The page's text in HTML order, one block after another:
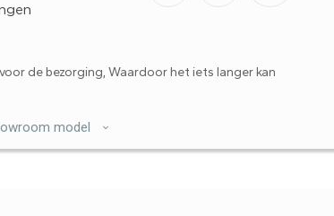
de bezorging, Waardoor het iets langer kan
model